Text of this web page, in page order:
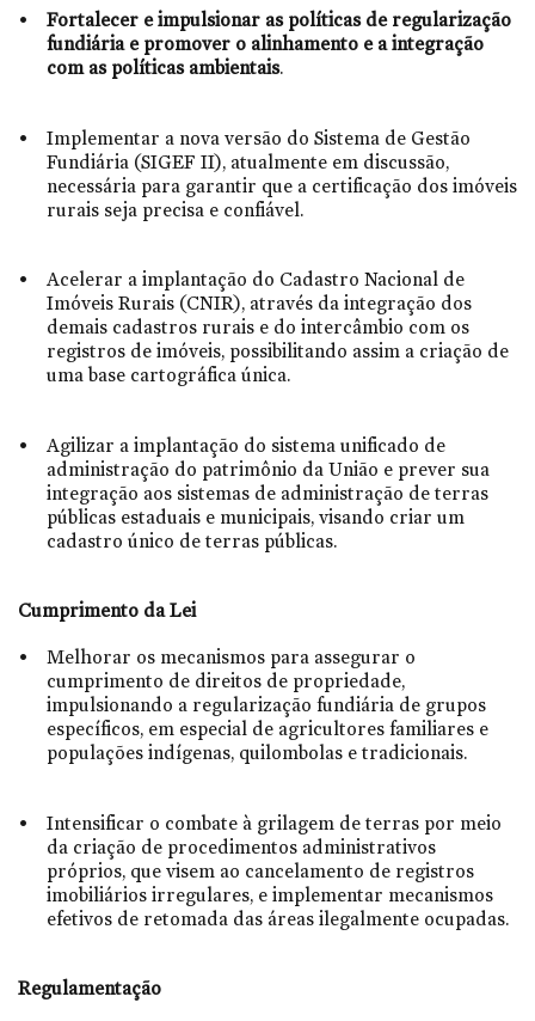
Fortalecer e impulsionar as políticas de regularização
fundiária e promover o alinhamento e a integração
com as políticas ambientais.
Implementar a nova versão do Sistema de Gestão
Fundiária (SIGEF II), atualmente em discussão,
necessária para garantir que a certificação dos imóveis
rurais seja precisa e confiável.
Acelerar a implantação do Cadastro Nacional de
Imóveis Rurais (CNIR), através da integração dos
demais cadastros rurais e do intercâmbio com os
registros de imóveis, possibilitando assim a criação de
uma base cartográfica única.
Agilizar a implantação do sistema unificado de
administração do patrimônio da União e prever sua
integração aos sistemas de administração de terras
públicas estaduais e municipais, visando criar um
cadastro único de terras públicas.
Cumprimento da Lei
Melhorar os mecanismos para assegurar o
cumprimento de direitos de propriedade,
impulsionando a regularização fundiária de grupos
específicos, em especial de agricultores familiares e
populações indígenas, quilombolas e tradicionais.
Intensificar o combate à grilagem de terras por meio
da criação de procedimentos administrativos
próprios, que visem ao cancelamento de registros
imobiliários irregulares, e implementar mecanismos
efetivos de retomada das áreas ilegalmente ocupadas.
Regulamentação